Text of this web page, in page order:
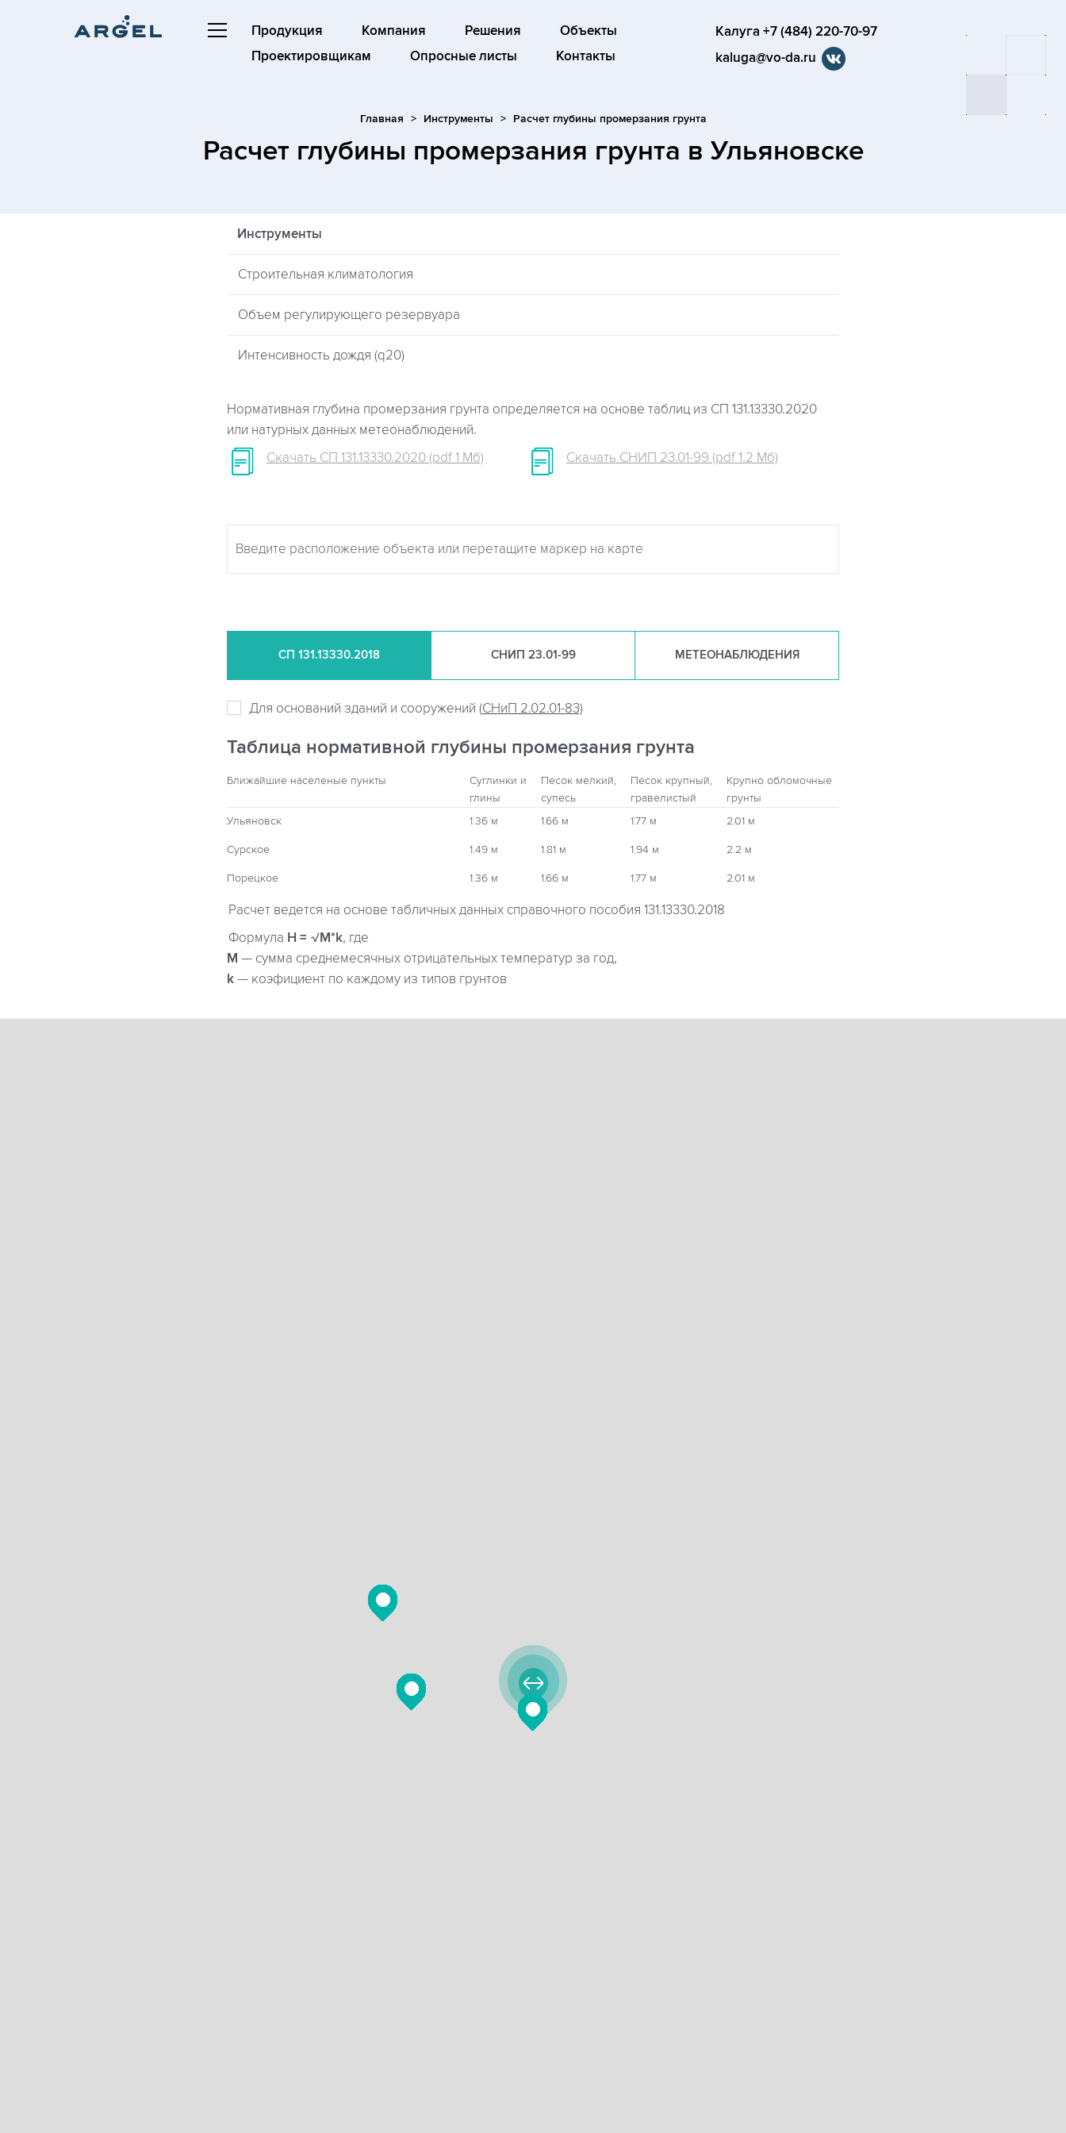
Продукция Компания Решения
Объекты
Проектировщикам
Опросные листы Контакты
Калуга +7 (484) 220-70-97
kaluga@vo-da.ru
Главная Инструменты Расчет глубины промерзания грунта
Расчет глубины промерзания грунта в Ульяновске
Инструменты
Строительная климатология
Объем регулирующего резервуара
Интенсивность дождя (q20)
Нормативная глубина промерзания грунта определяется на основе таблиц из СП 131.13330.2020
или натурных данных метеонаблюдений.
Скачать СП 131.13330.2020 (pdf 1 Мб)
Скачать СНИП 23.01-99 (pdf 1.2 Мб)
СП 131.13330.2018 СНИП 23.01-99 МЕТЕОНАБЛЮДЕНИЯ
Для оснований зданий и сооружений (СНиП 2.02.01-83)
Таблица нормативной глубины промерзания грунта
Ближайшие населеные пункты
Суглинки и
глины
Песок мелкий,
супесь
Песок крупный,
гравелистый
Крупно обломочные
грунты
Ульяновск
1.36 м 1.66 м 1.77 м 2.01 м
Сурское 1.49 м 1.81 м 1.94 м 2.2 м
Порецкое 1.36 м 1.66 м 1.77 м 2.01 м
Расчет ведется на основе табличных данных справочного пособия 131.13330.2018
Формула H = √M*k, где
М — сумма среднемесячных отрицательных температур за год,
k — коэфициент по каждому из типов грунтов